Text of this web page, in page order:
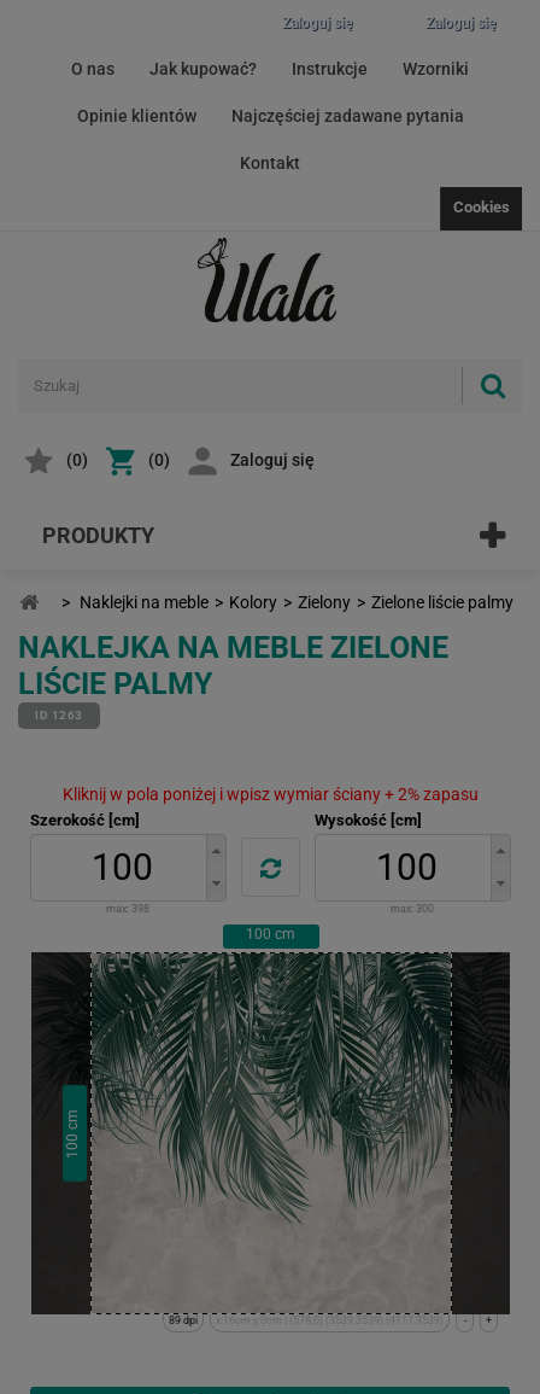
Zaloguj się
Zaloguj się
O nas Jak kupować? Instrukcje Wzorniki
Opinie klientów Najczęściej zadawane pytania
Kontakt
Cookies
(0) (0) Zaloguj się
PRODUKTY
> Naklejki na meble > Kolory > Zielony > Zielone liście palmy
NAKLEJKA NA MEBLE ZIELONE
LIŚCIE PALMY
ID 1263
Kliknij w pola poniżej i wpisz wymiar ściany + 2% zapasu
Szerokość [cm]
max: 398
Wysokość [cm]
max: 300
100 cm
100
cm
+
-
x:16cm y:0cm | (578,0) (3539,3539) (4117,3539)
89 dpi